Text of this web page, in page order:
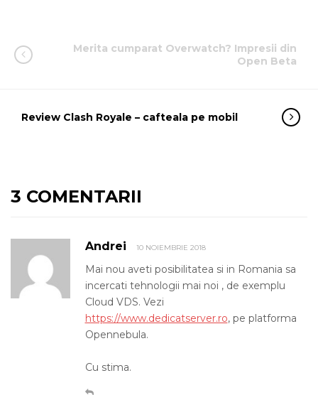
Merita cumparat Overwatch? Impresii din
Open Beta
Review Clash Royale – cafteala pe mobil
3 COMENTARII
Andrei 10 NOIEMBRIE 2018
Mai nou aveti posibilitatea si in Romania sa
incercati tehnologii mai noi , de exemplu
Cloud VDS. Vezi
https://www.dedicatserver.ro, pe platforma
Opennebula.
Cu stima.